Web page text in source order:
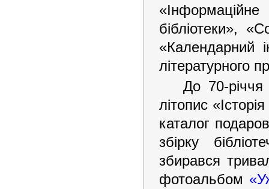
бібліотеки»,
«Календарний
літературного
До 70-річчя
літопис
каталог
збірку
збирався
фотоальбом